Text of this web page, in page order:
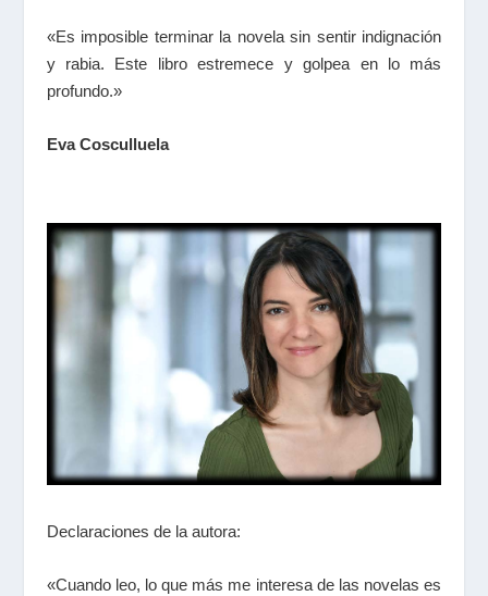
«Es imposible terminar la novela sin sentir indignación
y rabia. Este libro estremece y golpea en lo más
profundo.»
Eva Cosculluela
Declaraciones de la autora:
«Cuando leo, lo que más me interesa de las novelas es